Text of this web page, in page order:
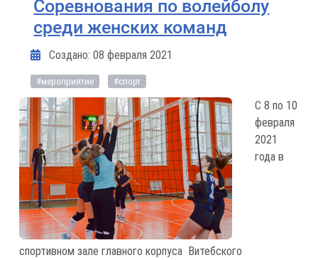
Соревнования по волейболу
среди женских команд
Информация о материале
Создано: 08 февраля 2021
#мероприятие #спорт
С 8 по 10
февраля
2021
года в
спортивном зале главного корпуса Витебского